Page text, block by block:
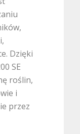
Dzięki
SE
roślin,
i
przez